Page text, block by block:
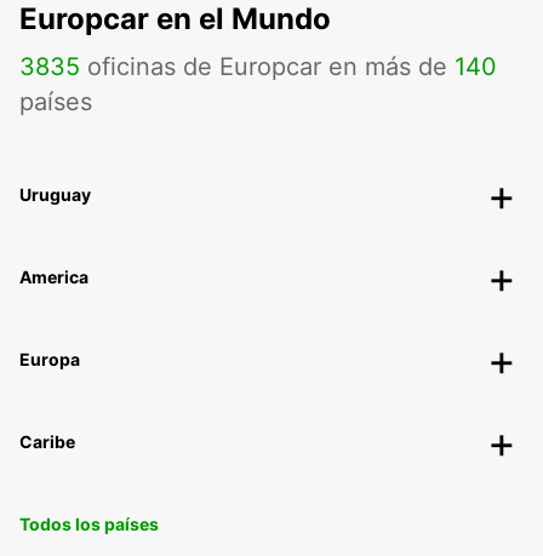
Europcar en el Mundo
3835 oficinas de Europcar en más de 140
países
Uruguay
America
Europa
Caribe
Todos los países